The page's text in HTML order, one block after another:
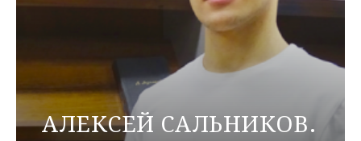
АЛЕКСЕЙ САЛЬНИКОВ.